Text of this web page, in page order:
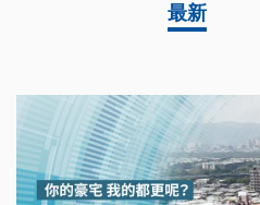
最新